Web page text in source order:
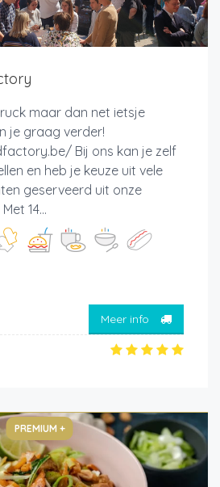
maar dan net ietsje
je graag verder!
Bij ons kan je zelf
en heb je keuze uit vele
geserveerd uit onze
14...
Meer info
PREMIUM +